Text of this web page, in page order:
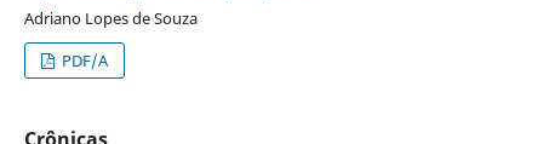
Adriano Lopes de Souza
PDF/A